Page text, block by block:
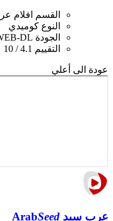
القسم
افلام
النوع كوميدي
الجودة DL
التقييم 4.1 / 10
عودة الى أعلي
عرب سيد ArabSeed